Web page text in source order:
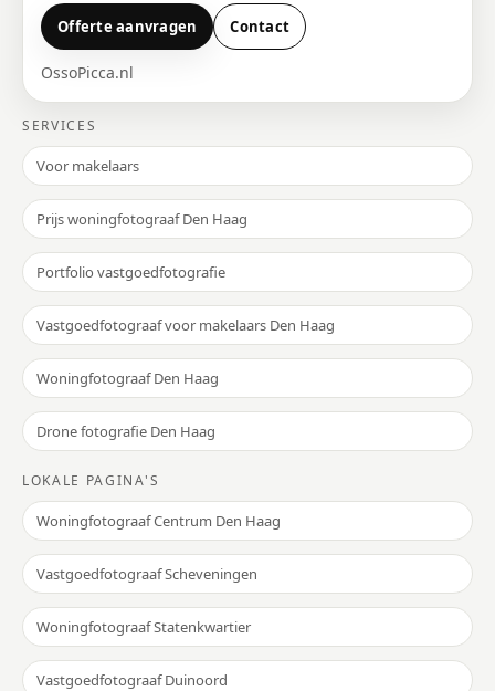
Offerte aanvragen Contact
OssoPicca.nl
SERVICES
Voor makelaars
Prijs woningfotograaf Den Haag
Portfolio vastgoedfotografie
Vastgoedfotograaf voor makelaars Den Haag
Woningfotograaf Den Haag
Drone fotografie Den Haag
LOKALE PAGINA'S
Woningfotograaf Centrum Den Haag
Vastgoedfotograaf Scheveningen
Woningfotograaf Statenkwartier
Vastgoedfotograaf Duinoord